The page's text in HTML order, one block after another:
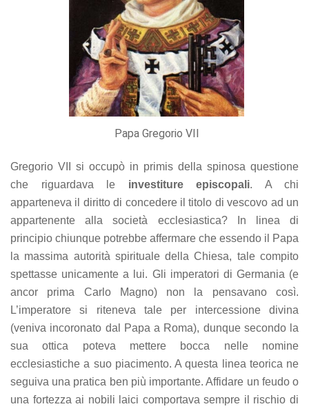
Papa Gregorio VII
Gregorio VII si occupò in primis della spinosa questione
che riguardava le investiture episcopali. A chi
apparteneva il diritto di concedere il titolo di vescovo ad un
appartenente alla società ecclesiastica? In linea di
principio chiunque potrebbe affermare che essendo il Papa
la massima autorità spirituale della Chiesa, tale compito
spettasse unicamente a lui. Gli imperatori di Germania (e
ancor prima Carlo Magno) non la pensavano così.
L’imperatore si riteneva tale per intercessione divina
(veniva incoronato dal Papa a Roma), dunque secondo la
sua ottica poteva mettere bocca nelle nomine
ecclesiastiche a suo piacimento. A questa linea teorica ne
seguiva una pratica ben più importante. Affidare un feudo o
una fortezza ai nobili laici comportava sempre il rischio di